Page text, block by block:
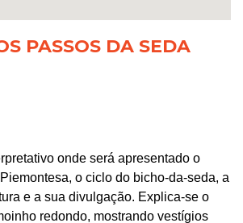
PASSOS DA SEDA
onde será apresentado o
o ciclo do bicho-da-seda, a
e a sua divulgação. Explica-se o
redondo, mostrando vestígios